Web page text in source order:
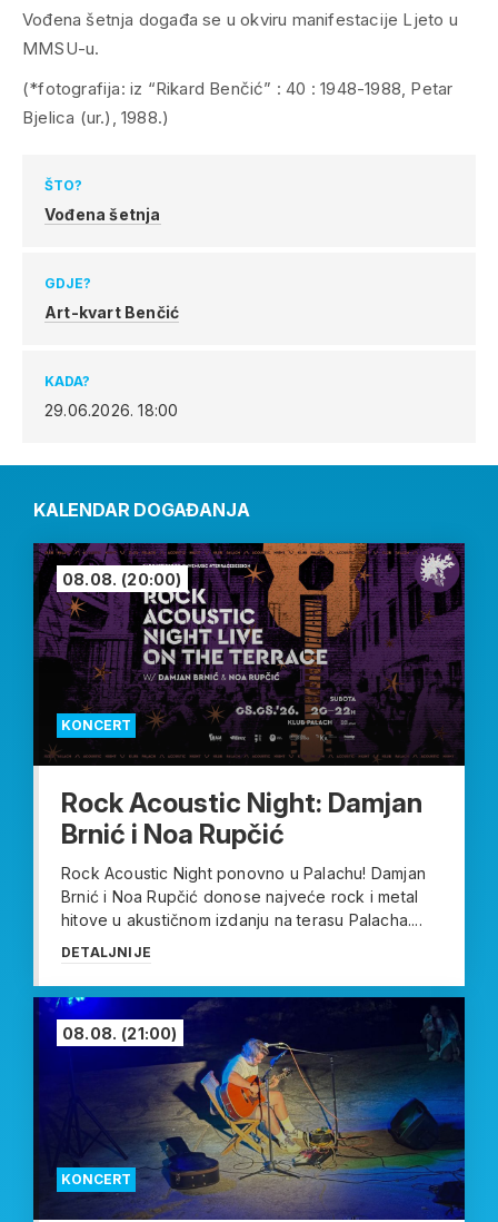
Vođena šetnja događa se u okviru manifestacije Ljeto u
MMSU-u.
(*fotografija: iz “Rikard Benčić” : 40 : 1948-1988, Petar
Bjelica (ur.), 1988.)
ŠTO?
Vođena šetnja
GDJE?
Art-kvart Benčić
KADA?
29.06.2026.18:00
KALENDAR DOGAĐANJA
KONCERT
08.08. (20:00)
Rock Acoustic Night: Damjan
Brnić i Noa Rupčić
Rock Acoustic Night ponovno u Palachu! Damjan
Brnić i Noa Rupčić donose najveće rock i metal
hitove u akustičnom izdanju na terasu Palacha....
DETALJNIJE
KONCERT
08.08. (21:00)